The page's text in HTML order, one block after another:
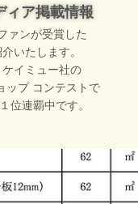
ィア掲載情報
ァンが受賞した
いたします。
イミュー社の
ップ コンテストで
位連覇中です。